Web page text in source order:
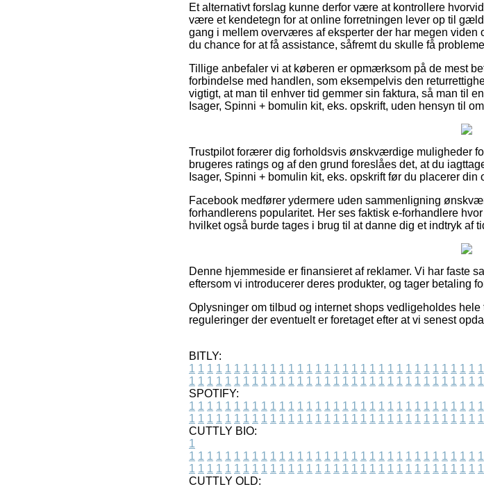
Et alternativt forslag kunne derfor være at kontrollere
være et kendetegn for at online forretningen lever op til
gang i mellem overværes af eksperter der har megen
du chance for at få assistance, såfremt du skulle få
Tillige anbefaler vi at køberen er opmærksom på de mest
forbindelse med handlen, som eksempelvis den
vigtigt, at man til enhver tid gemmer sin faktura, så man til
Isager, Spinni + bomulin kit, eks. opskrift, uden hensyn til
Trustpilot forærer dig forholdsvis ønskværdige muligheder
brugeres ratings og af den grund foreslåes det, at du
Isager, Spinni + bomulin kit, eks. opskrift før du placerer din
Facebook medfører ydermere uden sammenligning
forhandlerens popularitet. Her ses faktisk e-forhandlere
hvilket også burde tages i brug til at danne dig et indtryk af
Denne hjemmeside er finansieret af reklamer. Vi har faste
eftersom vi introducerer deres produkter, og tager betaling
Oplysninger om tilbud og internet shops vedligeholdes
reguleringer der eventuelt er foretaget efter at vi senest
BITLY:
1 1 1 1 1 1 1 1 1 1 1 1 1 1 1 1 1 1 1 1 1 1 1 1 1 1 1 1 1 1 1 1 1
1 1 1 1 1 1 1 1 1 1 1 1 1 1 1 1 1 1 1 1 1 1 1 1 1 1 1 1 1 1 1 1 1
SPOTIFY:
1 1 1 1 1 1 1 1 1 1 1 1 1 1 1 1 1 1 1 1 1 1 1 1 1 1 1 1 1 1 1 1 1
1 1 1 1 1 1 1 1 1 1 1 1 1 1 1 1 1 1 1 1 1 1 1 1 1 1 1 1 1 1 1 1 1
CUTTLY BIO:
1
1 1 1 1 1 1 1 1 1 1 1 1 1 1 1 1 1 1 1 1 1 1 1 1 1 1 1 1 1 1 1 1 1
1 1 1 1 1 1 1 1 1 1 1 1 1 1 1 1 1 1 1 1 1 1 1 1 1 1 1 1 1 1 1 1 1
CUTTLY OLD: